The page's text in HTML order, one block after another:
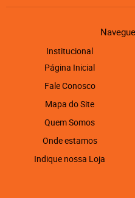
Institucional
Página Inicial
Fale Conosco
Mapa do Site
Quem Somos
Onde estamos
Indique nossa Loja